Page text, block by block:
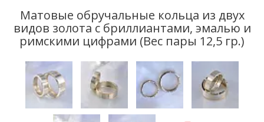
Матовые обручальные кольца из двух
видов золота с бриллиантами, эмалью и
римскими цифрами (Вес пары 12,5 гр.)